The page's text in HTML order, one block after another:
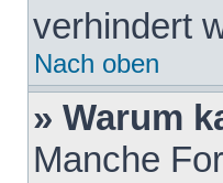
verhindert
Nach oben
» Warum
Manche